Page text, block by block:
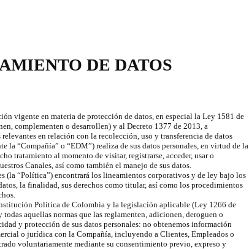
DE DATOS
vigente en materia de protección de datos, en especial la Ley 1581 de
complementen o desarrollen) y al Decreto 1377 de 2013, a
en relación con la recolección, uso y transferencia de datos
la “Compañía” o “EDM”) realiza de sus datos personales, en virtud de la
tratamiento al momento de visitar, registrarse, acceder, usar o
Canales, así como también el manejo de sus datos.
(la “Política”) encontrará los lineamientos corporativos y de ley bajo los
la finalidad, sus derechos como titular, así como los procedimientos
Política de Colombia y la legislación aplicable (Ley 1266 de
aquellas normas que las reglamenten, adicionen, deroguen o
y protección de sus datos personales: no obtenemos información
o jurídica con la Compañía, incluyendo a Clientes, Empleados o
voluntariamente mediante su consentimiento previo, expreso y